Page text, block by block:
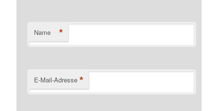
Name *
E-Mail-Adresse *